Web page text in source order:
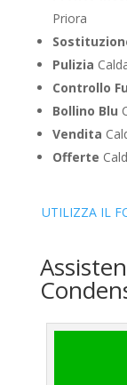
Priora
Pulizia
Controllo
Bollino Blu
Vendita
Offerte
UTILIZZA IL